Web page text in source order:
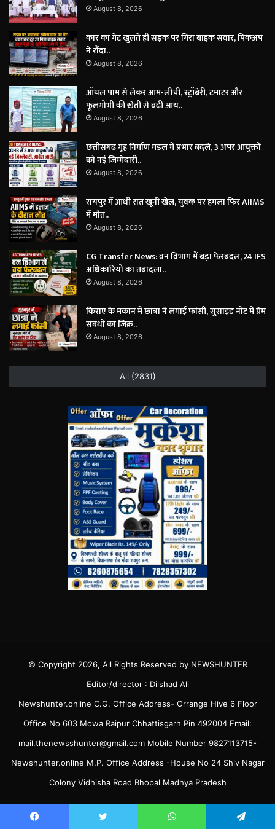
August 8, 2026
कार का गेट खुलते ही सड़क पर गिरा बाइक सवार, पिकअप
ने रौंदा..
August 8, 2026
ऑयल पाम से लेकर आम-लीची, स्ट्रॉबेरी, टमाटर और
फूलगोभी की खेती से बढ़ी आय..
August 8, 2026
छत्तीसगढ़ गृह निर्माण मंडल में प्रभार बदले, 3 अपर आयुक्तों
को नई जिम्मेदारी..
August 8, 2026
रायपुर में आधी रात खूनी खेल, युवक पर हमला फिर AIIMS
में मौत..
August 8, 2026
CG Transfer News: वन विभाग में बड़ा फेरबदल, 24 IFS
अधिकारियों का तबादला..
August 8, 2026
किराए के मकान में छात्रा ने लगाई फांसी, सुसाइड नोट में प्रेम
संबंधों का जिक्र..
August 8, 2026
All (2831)
© Copyright 2026, All Rights Reserved by NEWSHUNTER
Editor/director : Dilshad Ali
Newshunter.online C.G. Office Address- Orrange Hive 6 Floor
Office No 603 Mowa Raipur Chhattisgarh Pin 492004 Email:
mail.thenewsshunter@gmail.com Mobile Number 9827113715-
Newshunter.online M.P. Office Address -House No 24 Shiv Nagar
Colony Vidhisha Road Bhopal Madhya Pradesh